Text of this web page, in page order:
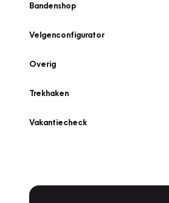
Bandenshop
Velgenconfigurator
Overig
Trekhaken
Vakantiecheck